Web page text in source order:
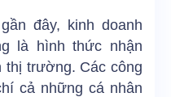
đây, kinh doanh
là hình thức nhận
trường. Các công
cả những cá nhân